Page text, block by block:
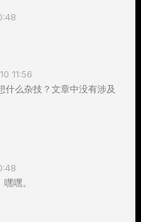
11:56
什么杂技？文章中没有涉及
嘿。